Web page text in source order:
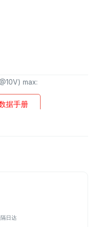
max:
据手册
日达